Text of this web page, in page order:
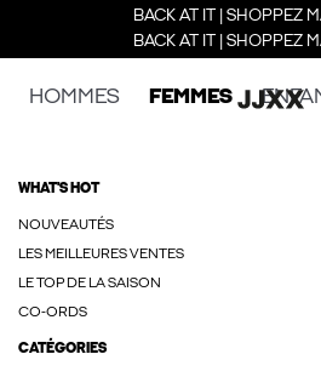
BACK AT IT | SHOPPEZ
BACK AT IT | SHOPPEZ
HOMMES FEMMES
WHAT'S HOT
NOUVEAUTÉS
LES MEILLEURES VENTES
LE TOP DE LA SAISON
CO-ORDS
CATÉGORIES